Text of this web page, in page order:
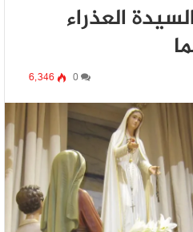
العذراء
0 6٬346